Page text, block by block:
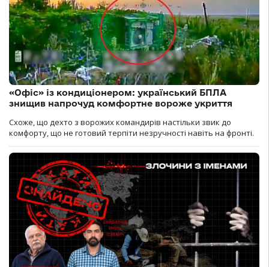
«Офіс» із кондиціонером: український БПЛА
знищив напрочуд комфортне вороже укриття
Схоже, що дехто з ворожих командирів настільки звик до
комфорту, що не готовий терпіти незручності навіть на фронті.